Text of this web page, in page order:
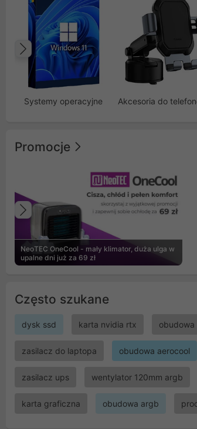
Systemy operacyjne
Poprzedni
Promocje
NeoTEC OneCool - mały klimator, duża ulga w
upalne dni już za 69 zł
Poprzedni
Często szukane
dysk ssd karta nvidia rtx obudowa
zasilacz do laptopa obudowa aerocool
zasilacz ups wentylator 120mm argb
karta graficzna obudowa argb